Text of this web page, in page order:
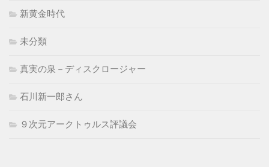
新黄金時代
未分類
真実の泉－ディスクロージャー
石川新一郎さん
９次元アークトゥルス評議会